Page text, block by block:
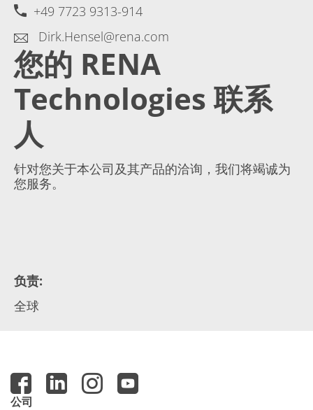
+49 7723 9313-914
Dirk.Hensel@rena.com
您的 RENA
Technologies 联系
人
针对您关于本公司及其产品的洽询，我们将竭诚为
您服务。
负责:
全球
公司